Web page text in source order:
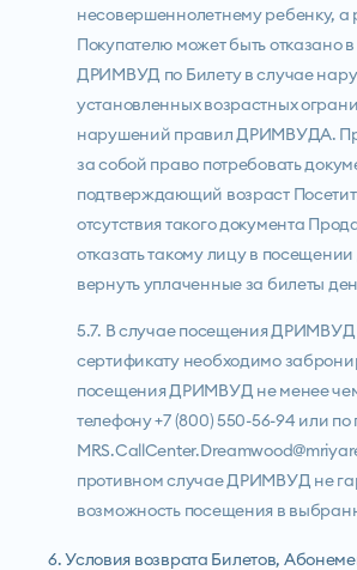
несовершеннолетнему ребенку,
Покупателю может быть отказано
ДРИМВУД по Билету в случае
установленных возрастных
нарушений правил ДРИМВУДА.
за собой право потребовать
подтверждающий возраст
отсутствия такого документа
отказать такому лицу в
вернуть уплаченные за билеты
5.7. В случае посещения
сертификату необходимо
посещения ДРИМВУД не менее чем
телефону +7 (800) 550-56-94 или по
противном случае ДРИМВУД не
возможность посещения в
6. Условия возврата Билетов,